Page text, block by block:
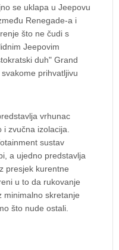
se uklapa u Jeepovu
Renegade-a i
što ne čudi s
Jeepovim
duh" Grand
prihvatljivu
vrhunac
i zvučna izolacija.
sustav
a ujedno predstavlja
presjek kurentne
u to da rukovanje
minimalno skretanje
što nude ostali.